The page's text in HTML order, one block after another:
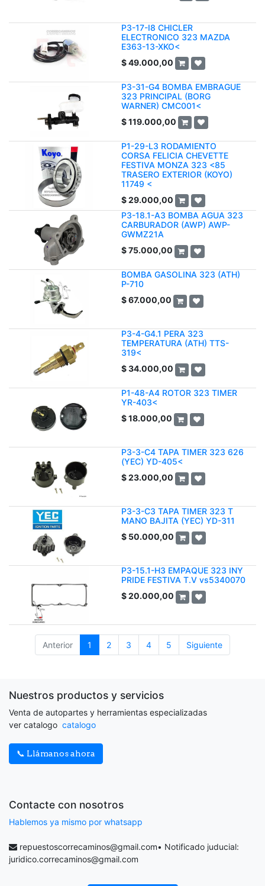
P3-17-I8 CHICLER
ELECTRONICO 323 MAZDA
E363-13-XKO<
$49.000,00
P3-31-G4 BOMBA EMBRAGUE
323 PRINCIPAL (BORG
WARNER) CMC001<
$119.000,00
P1-29-L3 RODAMIENTO
CORSA FELICIA CHEVETTE
FESTIVA MONZA 323 <85
TRASERO EXTERIOR (KOYO)
11749 <
$29.000,00
P3-18.1-A3 BOMBA AGUA 323
CARBURADOR (AWP) AWP-
GWMZ21A
$75.000,00
BOMBA GASOLINA 323 (ATH)
P-710
$67.000,00
P3-4-G4.1 PERA 323
TEMPERATURA (ATH) TTS-
319<
$34.000,00
P1-48-A4 ROTOR 323 TIMER
YR-403<
$18.000,00
P3-3-C4 TAPA TIMER 323 626
(YEC) YD-405<
$23.000,00
P3-3-C3 TAPA TIMER 323 T
MANO BAJITA (YEC) YD-311
$ 50.000,00
P3-15.1-H3 EMPAQUE 323 INY
PRIDE FESTIVA T.V vs5340070
$20.000,00
Anterior 1 2 3 4 5 Siguiente
Nuestros productos y servicios
Venta de autopartes y herramientas especializadas
ver catalogo catalogo
📞 Llámanos ahora
Contacte con nosotros
Hablemos ya mismo por whatsapp
repuestoscorrecaminos@gmail.com• Notificado juducial:
juridico.correcaminos@gmail.com